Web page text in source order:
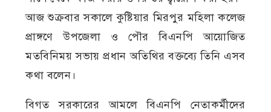
আজ শুক্রবার সকালে কুষ্টিয়ার মিরপুর মহিলা কলেজ
প্রাঙ্গণে উপজেলা ও পৌর বিএনপি আয়োজিত
মতবিনিময় সভায় প্রধান অতিথির বক্তব্যে তিনি এসব
কথা বলেন।
বিগত সরকারের আমলে বিএনপি নেতাকর্মীদের